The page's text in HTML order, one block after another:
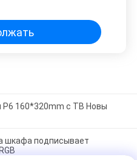
160*320mm с TB Новы
шкафа подписывает